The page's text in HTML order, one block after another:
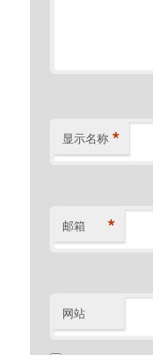
显示名称 *
邮箱 *
网站